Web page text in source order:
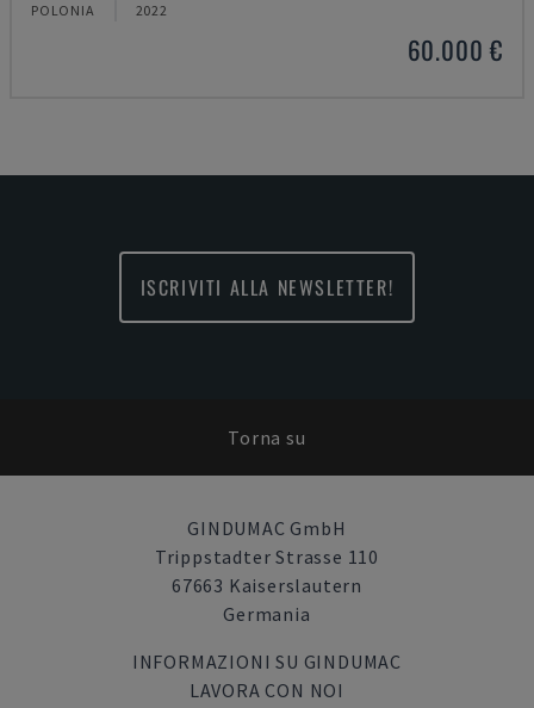
POLONIA 2022
60.000 €
ISCRIVITI ALLA NEWSLETTER!
Torna su
GINDUMAC GmbH
Trippstadter Strasse 110
67663 Kaiserslautern
Germania
INFORMAZIONI SU GINDUMAC
LAVORA CON NOI